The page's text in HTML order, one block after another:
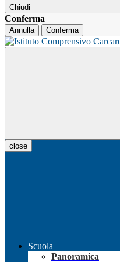
Chiudi
Conferma
Annulla Conferma
close
Scuola
Panoramica